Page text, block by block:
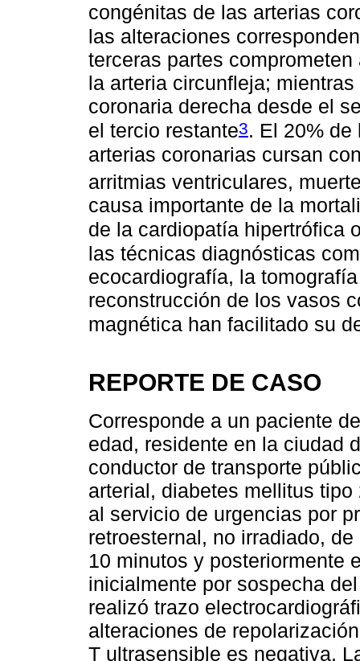
congénitas de las arterias
las alteraciones
terceras partes
la arteria circunfleja;
coronaria derecha desde el
el tercio restante3. El 20%
arterias coronarias cursan
arritmias ventriculares,
causa importante de la
de la cardiopatía hipertrófica
las técnicas diagnósticas
ecocardiografía, la
reconstrucción de los vasos
magnética han facilitado su
REPORTE DE CASO
Corresponde a un paciente
edad, residente en la ciudad
conductor de transporte
arterial, diabetes mellitus
al servicio de urgencias por
retroesternal, no irradiado,
10 minutos y posteriormente
inicialmente por sospecha
realizó trazo
alteraciones de
T ultrasensible es negativa.